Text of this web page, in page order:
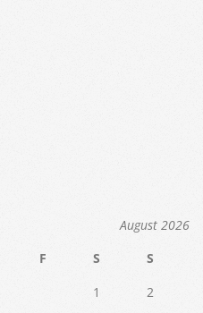
August 2026
F S
S
1
2